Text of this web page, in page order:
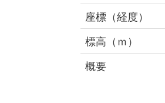
座標（経度）
標高（ｍ）
概要